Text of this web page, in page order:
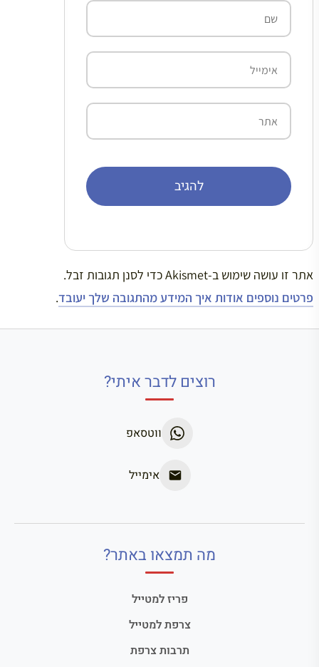
שם
אימייל
אתר
אתר זו עושה שימוש ב-Akismet כדי לסנן תגובות זבל.
פרטים נוספים אודות איך המידע מהתגובה שלך יעובד.
רוצים לדבר איתי?
ווטסאפ
אימייל
מה תמצאו באתר?
פריז למטייל
צרפת למטייל
תרבות צרפת